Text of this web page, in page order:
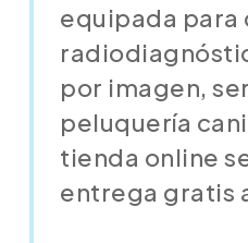
equipada para
por imagen,
peluquería
tienda online
entrega gratis